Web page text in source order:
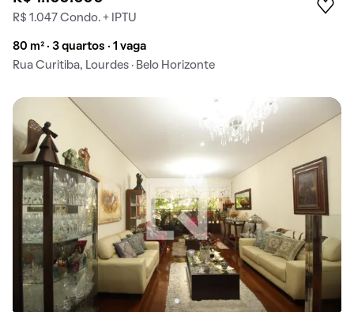
R$ 1.047 Condo. + IPTU
80 m² · 3 quartos · 1 vaga
Rua Curitiba, Lourdes · Belo Horizonte